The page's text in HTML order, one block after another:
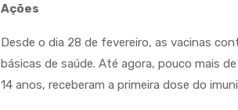
Ações
Desde o dia 28 de fevereiro, as vacinas
básicas de saúde. Até agora, pouco mais
14 anos, receberam a primeira dose do